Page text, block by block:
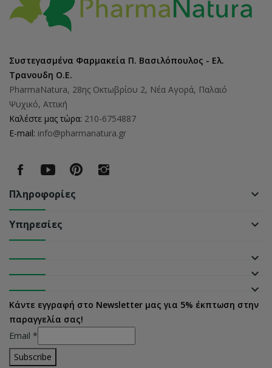
Συστεγασμένα Φαρμακεία Π. Βασιλόπουλος - Ελ.
Τρανουδη Ο.Ε.
PharmaNatura, 28ης Οκτωβρίου 2, Νέα Αγορά, Παλαιό
Ψυχικό, Αττική
Καλέστε μας τώρα: 210-6754887
E-mail: info@pharmanatura.gr
Πληροφορίες keyboard_arrow_down
Υπηρεσίες keyboard_arrow_down
keyboard_arrow_down
keyboard_arrow_down
keyboard_arrow_down
Κάντε εγγραφή στο Newsletter μας για 5% έκπτωση στην
παραγγελία σας!
Email *